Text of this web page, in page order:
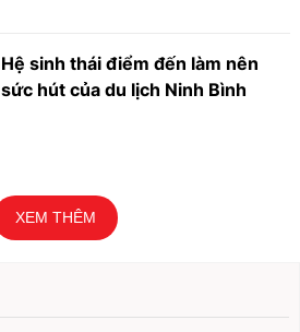
Hệ sinh thái điểm đến làm nên
sức hút của du lịch Ninh Bình
XEM THÊM